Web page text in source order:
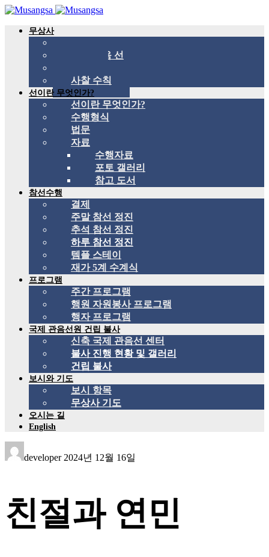
무상사
국제 관음 선
사찰 수칙
선이란 무엇인가?
선이란 무엇인가?
수행형식
법문
자료
수행자료
포토 갤러리
참고 도서
참선수행
결제
주말 참선 정진
추석 참선 정진
하루 참선 정진
템플 스테이
재가 5계 수계식
프로그램
주간 프로그램
행원 자원봉사 프로그램
행자 프로그램
국제 관음선원 건립 불사
신축 국제 관음선 센터
불사 진행 현황 및 갤러리
건립 불사
보시와 기도
보시 항목
무상사 기도
오시는 길
English
developer 2024년 12월 16일
친절과 연민